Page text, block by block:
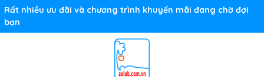
Rất nhiều ưu đãi và chương trình khuyến mãi đang chờ đợi
bạn